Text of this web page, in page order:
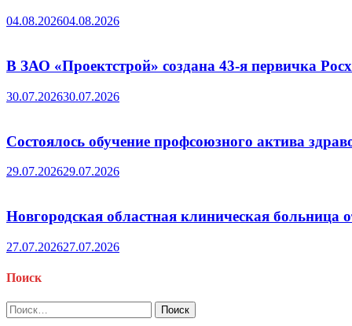
04.08.202604.08.2026
В ЗАО «Проектстрой» создана 43-я первичка
30.07.202630.07.2026
Состоялось обучение профсоюзного актива
29.07.202629.07.2026
Новгородская областная клиническая больница
27.07.202627.07.2026
Поиск
Найти: